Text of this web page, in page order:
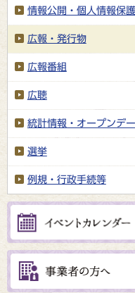
情報公開・個人情報保護
広報・発行物
広報番組
広聴
統計情報・オープンデ
選挙
例規・行政手続等